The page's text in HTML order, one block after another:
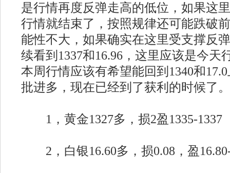
是行情再度反弹走高的低位，如果这
行情就结束了，按照规律还可能跌破
能性不大，如果确实在这里受支撑反
续看到1337和16.96，这里应该是今天
本周行情应该有希望能回到1340和
批进多，现在已经到了获利的时候了。
1，黄金1327多，损2盈1335-1337
2，白银16.60多，损0.08，盈